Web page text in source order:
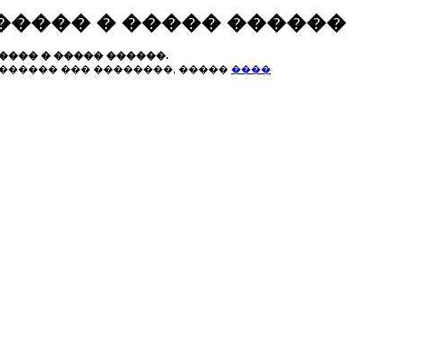
� ����� ������
� ����� ������.
��� ��������, ����� ����